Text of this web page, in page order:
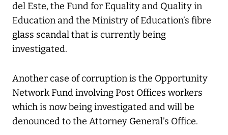
del Este, the Fund for Equality and Quality in
Education and the Ministry of Education’s fibre
glass scandal that is currently being
investigated.
Another case of corruption is the Opportunity
Network Fund involving Post Offices workers
which is now being investigated and will be
denounced to the Attorney General’s Office.